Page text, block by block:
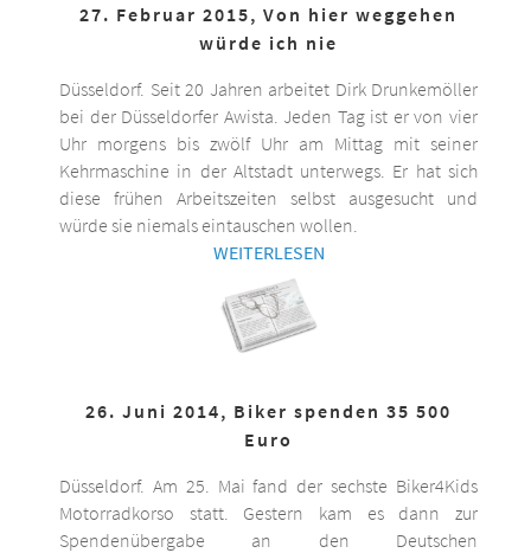
27. Februar 2015, Von hier weggehen
würde ich nie
Düsseldorf. Seit 20 Jahren arbeitet Dirk Drunkemöller
bei der Düsseldorfer Awista. Jeden Tag ist er von vier
Uhr morgens bis zwölf Uhr am Mittag mit seiner
Kehrmaschine in der Altstadt unterwegs. Er hat sich
diese frühen Arbeitszeiten selbst ausgesucht und
würde sie niemals eintauschen wollen.
WEITERLESEN
26. Juni 2014, Biker spenden 35 500
Euro
Düsseldorf. Am 25. Mai fand der sechste Biker4Kids
Motorradkorso statt. Gestern kam es dann zur
Spendenübergabe an den Deutschen